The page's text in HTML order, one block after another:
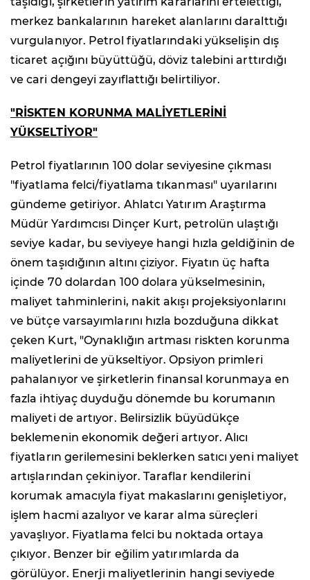
merkez bankalarının hareket alanlarını daralttığı
vurgulanıyor. Petrol fiyatlarındaki yükselişin dış
ticaret açığını büyüttüğü, döviz talebini arttırdığı
ve cari dengeyi zayıflattığı belirtiliyor.
"RİSKTEN KORUNMA MALİYETLERİNİ
YÜKSELTİYOR"
Petrol fiyatlarının 100 dolar seviyesine çıkması
"fiyatlama felci/fiyatlama tıkanması" uyarılarını
gündeme getiriyor. Ahlatcı Yatırım Araştırma
Müdür Yardımcısı Dinçer Kurt, petrolün ulaştığı
seviye kadar, bu seviyeye hangi hızla geldiğinin de
önem taşıdığının altını çiziyor. Fiyatın üç hafta
içinde 70 dolardan 100 dolara yükselmesinin,
maliyet tahminlerini, nakit akışı projeksiyonlarını
ve bütçe varsayımlarını hızla bozduğuna dikkat
çeken Kurt, "Oynaklığın artması riskten korunma
maliyetlerini de yükseltiyor. Opsiyon primleri
pahalanıyor ve şirketlerin finansal korunmaya en
fazla ihtiyaç duyduğu dönemde bu korumanın
maliyeti de artıyor. Belirsizlik büyüdükçe
beklemenin ekonomik değeri artıyor. Alıcı
fiyatların gerilemesini beklerken satıcı yeni maliyet
artışlarından çekiniyor. Taraflar kendilerini
korumak amacıyla fiyat makaslarını genişletiyor,
işlem hacmi azalıyor ve karar alma süreçleri
yavaşlıyor. Fiyatlama felci bu noktada ortaya
çıkıyor. Benzer bir eğilim yatırımlarda da
görülüyor. Enerji maliyetlerinin hangi seviyede